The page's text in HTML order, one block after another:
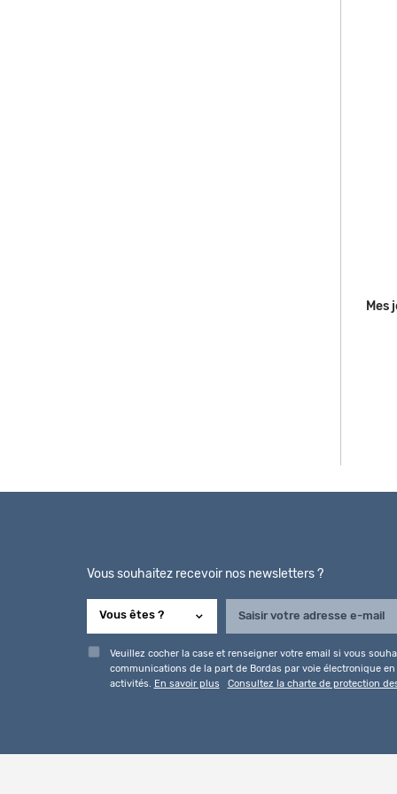
Mes
Vous souhaitez recevoir nos newsletters ?
Veuillez cocher la case et renseigner votre email si vous
communications de la part de Bordas par voie électronique
activités. En savoir plus Consultez la charte de protection